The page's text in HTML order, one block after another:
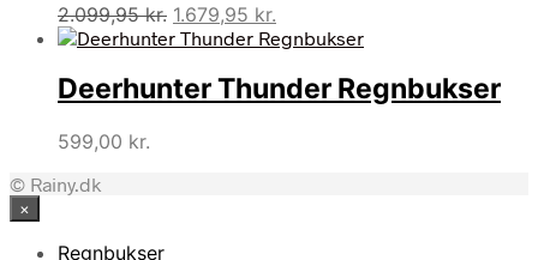
2.099,95kr. Den
oprindelige
var:
2.099,95 kr..
1.679,95 kr.
aktuelle
er:
1.679,95 kr..
Deerhunter Thunder Regnbukser
599,00 kr.
© Rainy.dk
×
Regnbukser